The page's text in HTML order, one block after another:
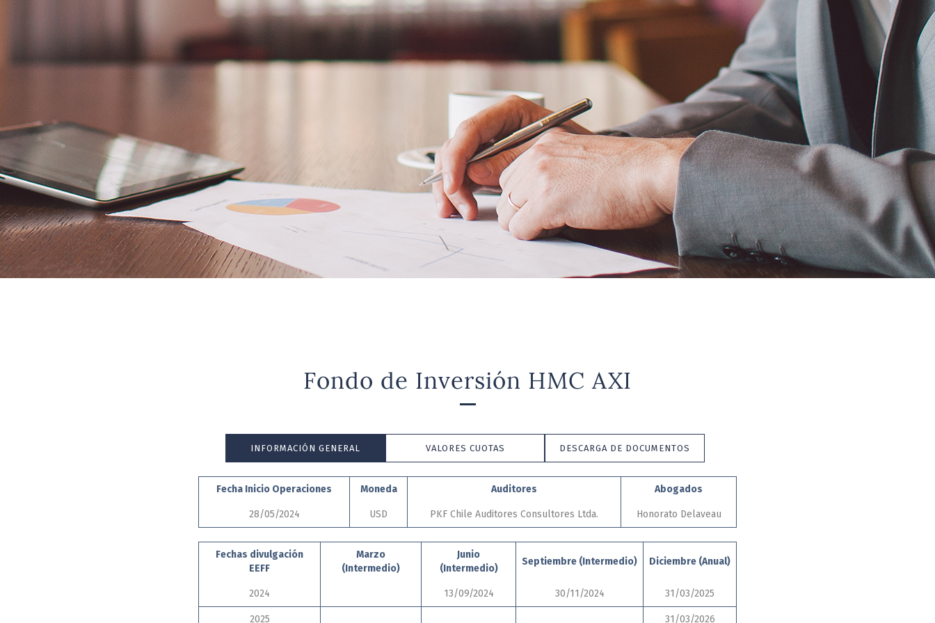
Fondo de Inversión HMC AXI
INFORMACIÓN GENERAL VALORES CUOTAS DESCARGA DE DOCUMENTOS
Fecha Inicio Operaciones Moneda Auditores Abogados
28/05/2024 USD PKF Chile Auditores Consultores Ltda. Honorato Delaveau
Fechas divulgación
EEFF
Marzo
(Intermedio)
Junio
(Intermedio)
Septiembre (Intermedio) Diciembre (Anual)
2024 13/09/2024 30/11/2024 31/03/2025
2025 31/03/2026